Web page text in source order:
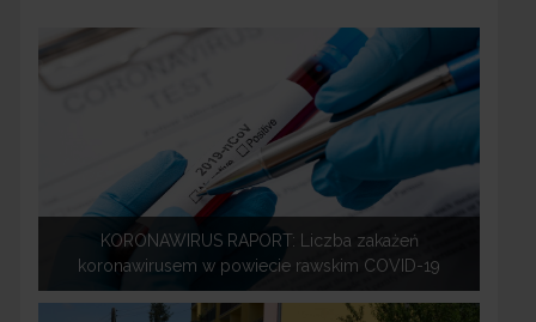
KORONAWIRUS RAPORT: Liczba zakażeń
koronawirusem w powiecie rawskim COVID-19